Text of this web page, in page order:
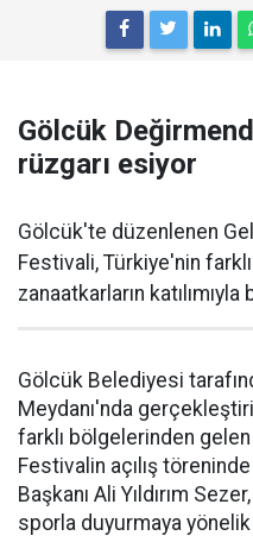
Gölcük
rüzgarı esiyor
Gölcük'te düzenlenen
Festivali, Türkiye'nin
zanaatkarların katılımıyla
Gölcük Belediyesi
Meydanı'nda
farklı bölgelerinden gelen
Festivalin açılış
Başkanı Ali Yıldırım
sporla duyurmaya